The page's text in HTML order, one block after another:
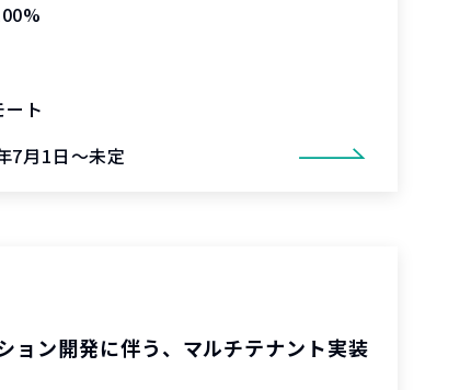
ト
7月1日～未定
ョン開発に伴う、マルチテナント実装